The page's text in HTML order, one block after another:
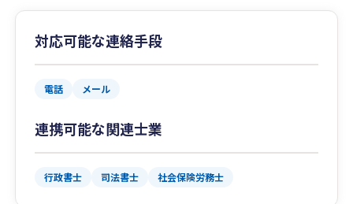
対応可能な連絡手段
電話 メール
連携可能な関連士業
行政書士 司法書士 社会保険労務士